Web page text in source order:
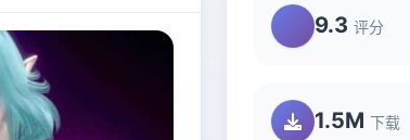
9.3 评分
1.5M 下载